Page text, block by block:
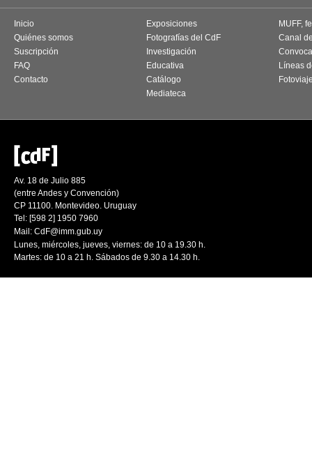
Inicio
Quiénes somos
Suscripción
FAQ
Contacto
Exposiciones
Fotografías del CdF
Investigación
Educativa
Catálogo
Mediateca
MUFF,
Canal
Líneas
Av. 18 de Julio 885
(entre Andes y Convención)
CP 11100. Montevideo. Uruguay
Tel: [598 2] 1950 7960
Mail: CdF@imm.gub.uy
Lunes, miércoles, jueves, viernes: de 10 a 19.30 h.
Martes: de 10 a 21 h. Sábados de 9.30 a 14.30 h.